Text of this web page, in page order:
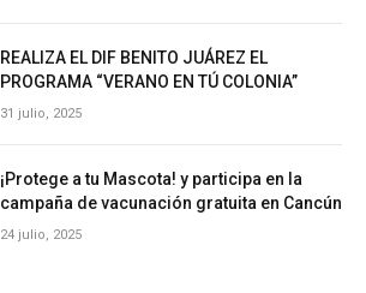
REALIZA EL DIF BENITO JUÁREZ EL
PROGRAMA “VERANO EN TÚ COLONIA”
31 julio, 2025
¡Protege a tu Mascota! y participa en la
campaña de vacunación gratuita en Cancún
24 julio, 2025